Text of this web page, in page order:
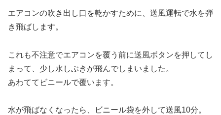
エアコンの吹き出し口を乾かすために、送風運転で水を弾
き飛ばします。
これも不注意でエアコンを覆う前に送風ボタンを押してし
まって、少し水しぶきが飛んでしまいました。
あわててビニールで覆います。
水が飛ばなくなったら、ビニール袋を外して送風10分。